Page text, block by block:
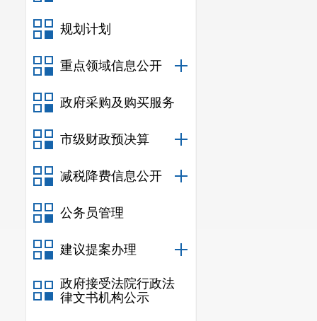
规划计划
重点领域信息公开
政府采购及购买服务
市级财政预决算
减税降费信息公开
公务员管理
建议提案办理
政府接受法院行政法
律文书机构公示